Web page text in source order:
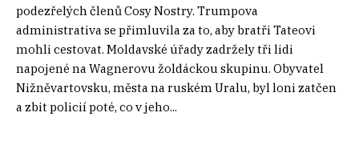
podezřelých členů Cosy Nostry. Trumpova
administrativa se přimluvila za to, aby bratři Tateovi
mohli cestovat. Moldavské úřady zadržely tři lidi
napojené na Wagnerovu žoldáckou skupinu. Obyvatel
Nižněvartovsku, města na ruském Uralu, byl loni zatčen
a zbit policií poté, co v jeho...